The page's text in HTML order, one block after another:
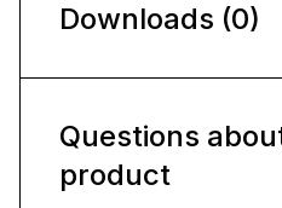
Downloads (0)
Questions
product